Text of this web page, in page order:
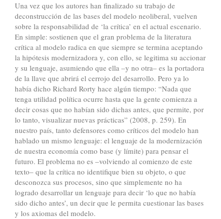
Una vez que los autores han finalizado su trabajo de
deconstrucción de las bases del modelo neoliberal, vuelven
sobre la responsabilidad de ‘la crítica’ en el actual escenario.
En simple: sostienen que el gran problema de la literatura
crítica al modelo radica en que siempre se termina aceptando
la hipótesis modernizadora y, con ello, se legitima su accionar
y su lenguaje, asumiendo que ella –y no otra– es la portadora
de la llave que abrirá el cerrojo del desarrollo. Pero ya lo
había dicho Richard Rorty hace algún tiempo: “Nada que
tenga utilidad política ocurre hasta que la gente comienza a
decir cosas que no habían sido dichas antes, que permite, por
lo tanto, visualizar nuevas prácticas” (2008, p. 259). En
nuestro país, tanto defensores como críticos del modelo han
hablado un mismo lenguaje: el lenguaje de la modernización
de nuestra economía como base (y límite) para pensar el
futuro. El problema no es –volviendo al comienzo de este
texto– que la crítica no identifique bien su objeto, o que
desconozca sus procesos, sino que simplemente no ha
logrado desarrollar un lenguaje para decir ‘lo que no había
sido dicho antes’, un decir que le permita cuestionar las bases
y los axiomas del modelo.